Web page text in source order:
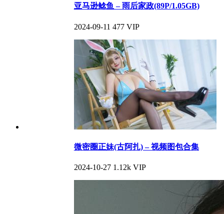
亚马逊鲶鱼 – 雨后家政(89P/1.05GB)
2024-09-11 477 VIP
微密圈正妹(古阿扎) – 视频图包合集
2024-10-27 1.12k VIP